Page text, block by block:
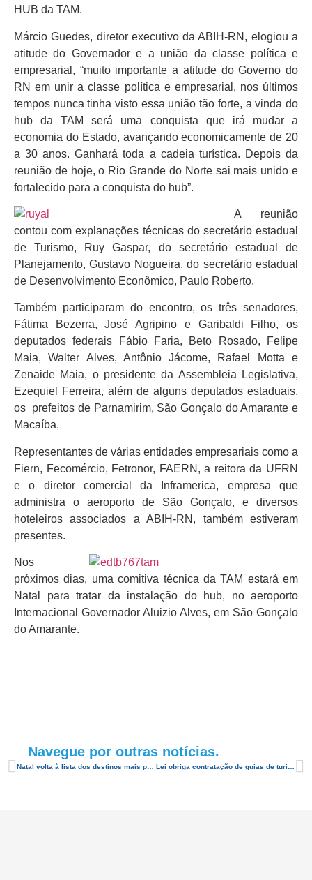
HUB da TAM.
Márcio Guedes, diretor executivo da ABIH-RN, elogiou a
atitude do Governador e a união da classe política e
empresarial, “muito importante a atitude do Governo do
RN em unir a classe política e empresarial, nos últimos
tempos nunca tinha visto essa união tão forte, a vinda do
hub da TAM será uma conquista que irá mudar a
economia do Estado, avançando economicamente de 20
a 30 anos. Ganhará toda a cadeia turística. Depois da
reunião de hoje, o Rio Grande do Norte sai mais unido e
fortalecido para a conquista do hub”.
A reunião
contou com explanações técnicas do secretário estadual
de Turismo, Ruy Gaspar, do secretário estadual de
Planejamento, Gustavo Nogueira, do secretário estadual
de Desenvolvimento Econômico, Paulo Roberto.
Também participaram do encontro, os três senadores,
Fátima Bezerra, José Agripino e Garibaldi Filho, os
deputados federais Fábio Faria, Beto Rosado, Felipe
Maia, Walter Alves, Antônio Jácome, Rafael Motta e
Zenaide Maia, o presidente da Assembleia Legislativa,
Ezequiel Ferreira, além de alguns deputados estaduais,
os prefeitos de Parnamirim, São Gonçalo do Amarante e
Macaíba.
Representantes de várias entidades empresariais como a
Fiern, Fecomércio, Fetronor, FAERN, a reitora da UFRN
e o diretor comercial da Inframerica, empresa que
administra o aeroporto de São Gonçalo, e diversos
hoteleiros associados a ABIH-RN, também estiveram
presentes.
Nos
próximos dias, uma comitiva técnica da TAM estará em
Natal para tratar da instalação do hub, no aeroporto
Internacional Governador Aluizio Alves, em São Gonçalo
do Amarante.
Navegue por outras notícias.
Natal volta à lista dos destinos mais procurados Lei obriga contratação de guias de turismo em Natal